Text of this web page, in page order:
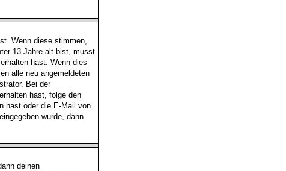
Wenn diese stimmen,
13 Jahre alt bist, musst
hast. Wenn dies
alle neu angemeldeten
Bei der
hast, folge den
hast oder die E-Mail von
wurde, dann
deinen